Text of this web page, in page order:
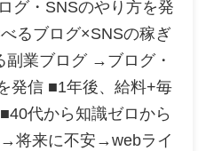
グ・SNSのやり方を発
るブログ×SNSの稼ぎ
業ブログ →ブログ・
発信 ■1年後、給料+毎
代から知識ゼロから
将来に不安→webライ